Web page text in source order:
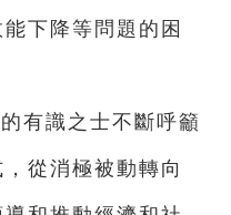
下降等問題的困
有識之士不斷呼籲
從消極被動轉向